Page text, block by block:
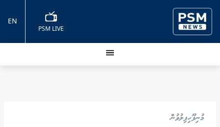
PSM LIVE
EN
މުނިފޫހިފިލުވުން